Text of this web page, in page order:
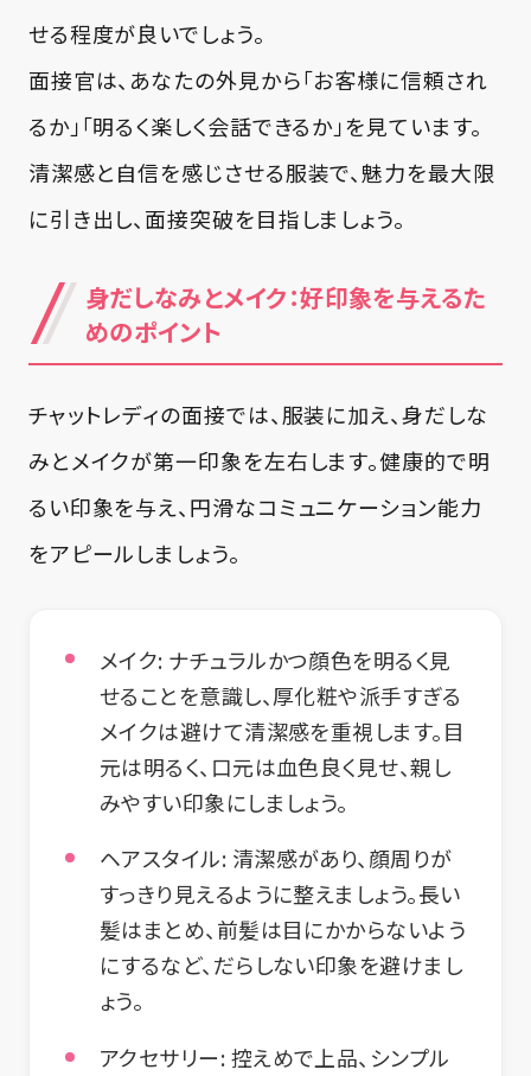
せる程度が良いでしょう。
面接官は、あなたの外見から「お客様に信頼され
るか」「明るく楽しく会話できるか」を見ています。
清潔感と自信を感じさせる服装で、魅力を最大限
に引き出し、面接突破を目指しましょう。
身だしなみとメイク：好印象を与えるた
めのポイント
チャットレディの面接では、服装に加え、身だしな
みとメイクが第一印象を左右します。健康的で明
るい印象を与え、円滑なコミュニケーション能力
をアピールしましょう。
メイク: ナチュラルかつ顔色を明るく見
せることを意識し、厚化粧や派手すぎる
メイクは避けて清潔感を重視します。目
元は明るく、口元は血色良く見せ、親し
みやすい印象にしましょう。
ヘアスタイル: 清潔感があり、顔周りが
すっきり見えるように整えましょう。長い
髪はまとめ、前髪は目にかからないよう
にするなど、だらしない印象を避けまし
ょう。
アクセサリー:控えめで上品、シンプル